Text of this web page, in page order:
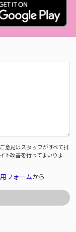
意見はスタッフがすべて拝
ト改善を行ってまいりま
フォームから